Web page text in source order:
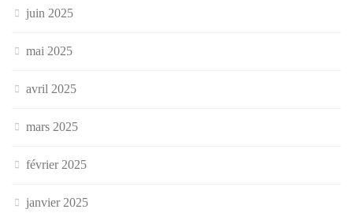
juin 2025
mai 2025
avril 2025
mars 2025
février 2025
janvier 2025